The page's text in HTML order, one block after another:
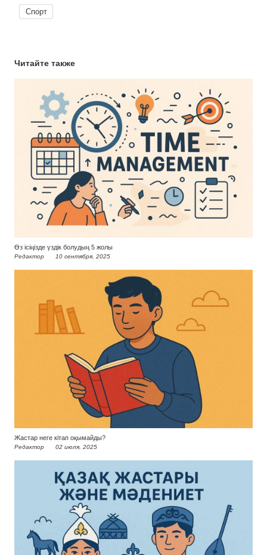
Спорт
Читайте также
Өз ісіңізде үздік болудың 5 жолы
Редактор 10 сентября, 2025
Жастар неге кітап оқымайды?
Редактор 02 июля, 2025